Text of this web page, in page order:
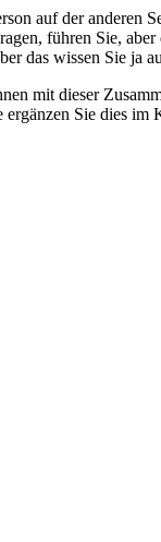
auf der anderen
führen Sie,
das wissen Sie ja
mit dieser
ergänzen Sie dies